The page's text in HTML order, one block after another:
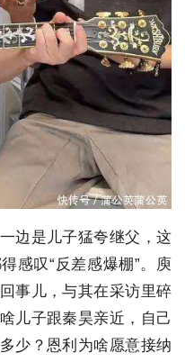
边是儿子猛夸继父，这
感叹“反差感爆棚”。庾
事儿，与其在采访里碎
儿子跟秦昊亲近，自己
少？恩利为啥愿意接纳